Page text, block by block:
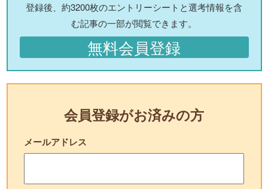
登録後、約3200枚のエントリーシートと選考情報を含
む記事の一部が閲覧できます。
無料会員登録
会員登録がお済みの方
メールアドレス